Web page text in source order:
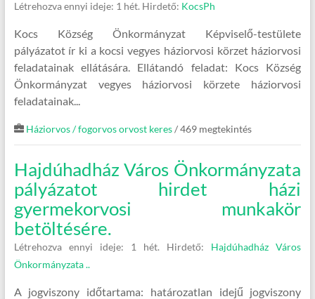
Létrehozva ennyi ideje: 1 hét. Hirdető: KocsPh
Kocs Község Önkormányzat Képviselő-testülete
pályázatot ír ki a kocsi vegyes háziorvosi körzet háziorvosi
feladatainak ellátására. Ellátandó feladat: Kocs Község
Önkormányzat vegyes háziorvosi körzete háziorvosi
feladatainak...
Háziorvos / fogorvos orvost keres/ 469 megtekintés
Hajdúhadház Város Önkormányzata
pályázatot hirdet házi
gyermekorvosi munkakör
betöltésére.
Létrehozva ennyi ideje: 1 hét. Hirdető: Hajdúhadház Város
Önkormányzata ..
A jogviszony időtartama: határozatlan idejű jogviszony